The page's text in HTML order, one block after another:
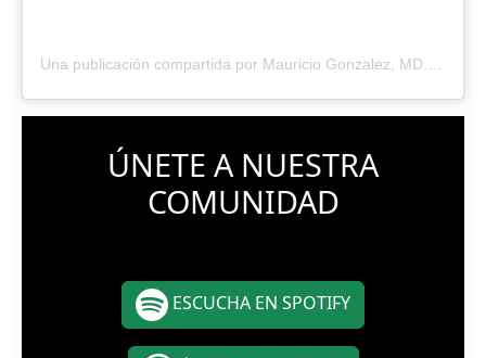
ÚNETE A NUESTRA
COMUNIDAD
ESCUCHA EN SPOTIFY